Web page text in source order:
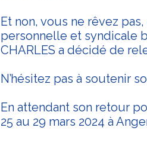
Et non, vous ne rêvez
personnelle et syndicale
CHARLES a décidé de
N’hésitez pas à soutenir
En attendant son retour
25 au 29 mars 2024 à